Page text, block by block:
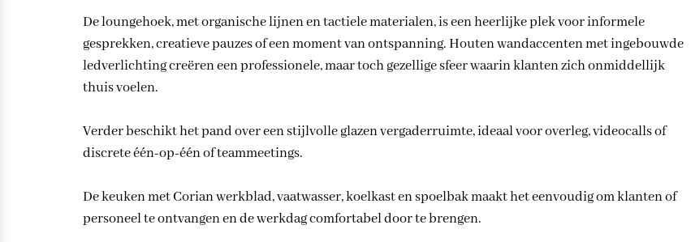
De loungehoek, met organische lijnen en tactiele materialen, is een heerlijke plek voor informele
gesprekken, creatieve pauzes of een moment van ontspanning. Houten wandaccenten met ingebouwde
ledverlichting creëren een professionele, maar toch gezellige sfeer waarin klanten zich onmiddellijk
thuis voelen.
Verder beschikt het pand over een stijlvolle glazen vergaderruimte, ideaal voor overleg, videocalls of
discrete één-op-één of teammeetings.
De keuken met Corian werkblad, vaatwasser, koelkast en spoelbak maakt het eenvoudig om klanten of
personeel te ontvangen en de werkdag comfortabel door te brengen.